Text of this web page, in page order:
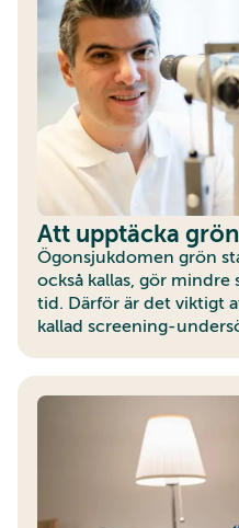
Att upptäcka
Ögonsjukdomen grön
också kallas, gör mindre
tid. Därför är det viktigt
kallad screening-